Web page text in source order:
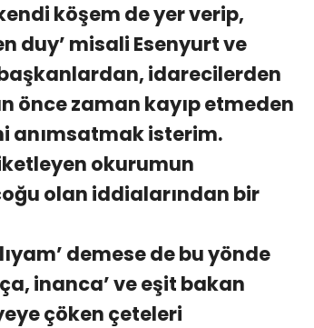
köşem de yer verip,
duy’ misali Esenyurt ve
idarecilerden
önce zaman kayıp etmeden
anımsatmak isterim.
okurumun
olan iddialarından bir
demese de bu yönde
inanca’ ve eşit bakan
çöken çeteleri